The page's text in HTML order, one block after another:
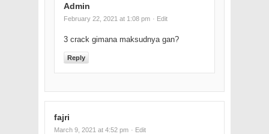
Admin
February 22, 2021 at 1:08 pm · Edit
3 crack gimana maksudnya gan?
Reply
fajri
March 9, 2021 at 4:52 pm · Edit